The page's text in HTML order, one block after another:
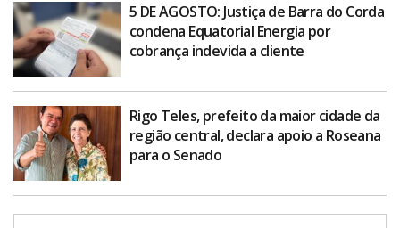
5 DE AGOSTO: Justiça de Barra do Corda
condena Equatorial Energia por
cobrança indevida a cliente
Rigo Teles, prefeito da maior cidade da
região central, declara apoio a Roseana
para o Senado